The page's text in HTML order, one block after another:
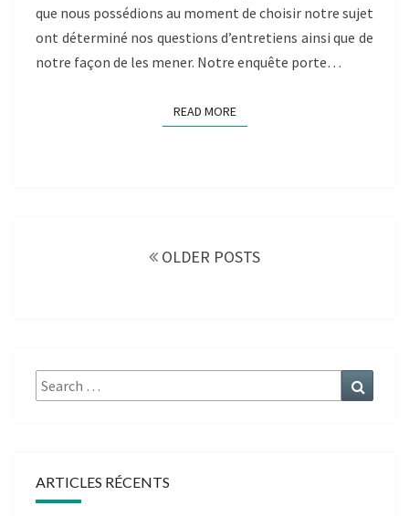
que nous possédions au moment de choisir notre sujet
ont déterminé nos questions d’entretiens ainsi que de
notre façon de les mener. Notre enquête porte…
READ MOREREAD MORE
OLDER POSTS
Search
for:
ARTICLES RÉCENTS